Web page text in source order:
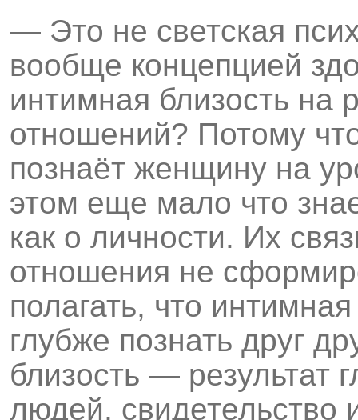
— Это не светская
вообще концепцией
интимная близость на
отношений? Потому
познаёт женщину на
этом еще мало что
как о личности. Их
отношения не
полагать, что
глубже познать друг
близость — результат
людей, свидетельство